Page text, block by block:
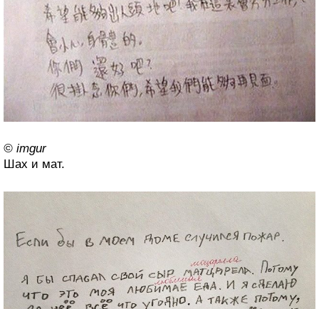
© imgur
Шах и мат.